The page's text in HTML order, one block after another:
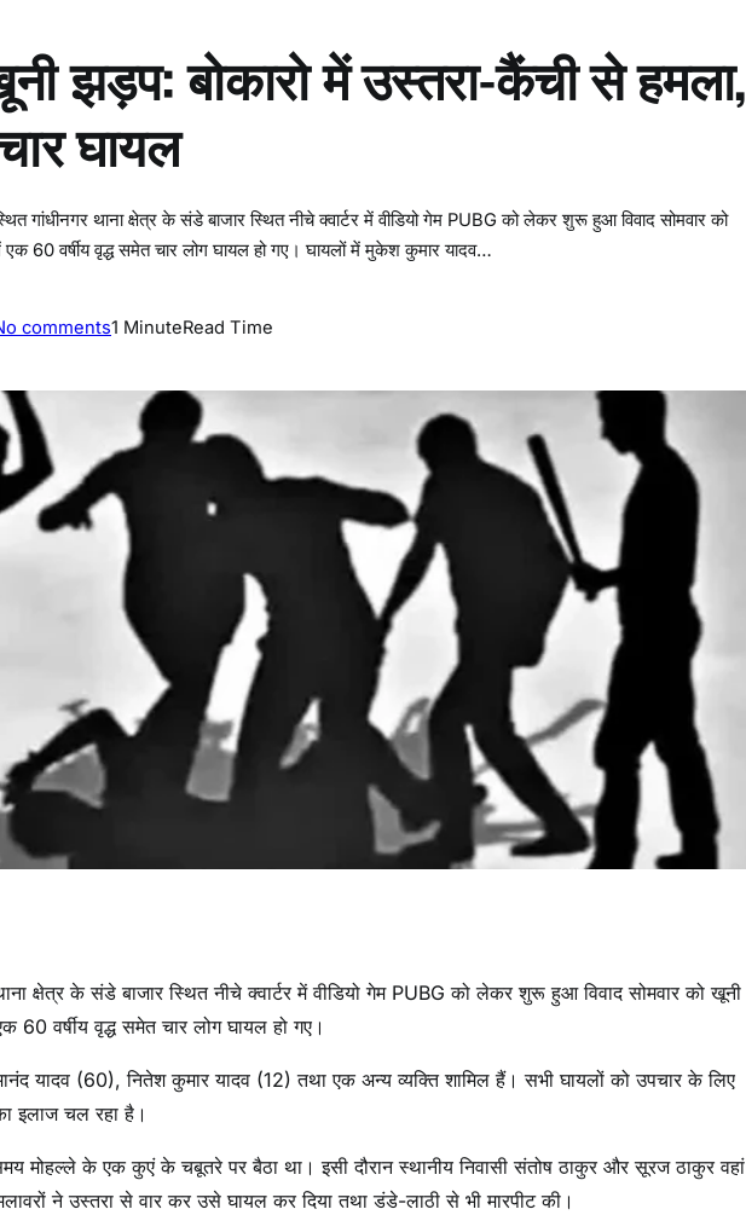
झड़प: बोकारो में उस्तरा-कैंची से हमला,
घायल
गांधीनगर थाना क्षेत्र के संडे बाजार स्थित नीचे क्वार्टर में वीडियो गेम PUBG को लेकर शुरू हुआ विवाद सोमवार को
60 वर्षीय वृद्ध समेत चार लोग घायल हो गए। घायलों में मुकेश कुमार यादव…
commentso
P
B
वि
झ
का
स्त
रा
कैं
ची
ह
म
1 MinuteRead Time
क्षेत्र के संडे बाजार स्थित नीचे क्वार्टर में वीडियो गेम PUBG को लेकर शुरू हुआ विवाद सोमवार को खूनी
60 वर्षीय वृद्ध समेत चार लोग घायल हो गए।
यादव (60), नितेश कुमार यादव (12) तथा एक अन्य व्यक्ति शामिल हैं। सभी घायलों को उपचार के लिए
इलाज चल रहा है।
मोहल्ले के एक कुएं के चबूतरे पर बैठा था। इसी दौरान स्थानीय निवासी संतोष ठाकुर और सूरज ठाकुर वहां
ने उस्तरा से वार कर उसे घायल कर दिया तथा डंडे-लाठी से भी मारपीट की।